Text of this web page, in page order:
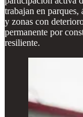
trabajan en parques,
y zonas con
permanente por
resiliente.